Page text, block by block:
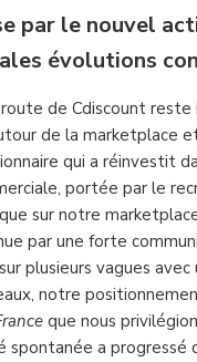
par le nouvel
évolutions
de Cdiscount
de la marketplace
qui a réinvestit
portée par le
sur notre
par une forte
plusieurs vagues
notre
que nous
spontanée a